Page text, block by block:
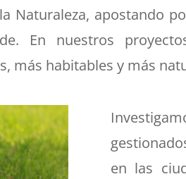
Naturaleza, apostando
En nuestros
más habitables y más
en las